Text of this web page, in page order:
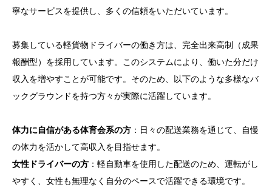
寧なサービスを提供し、多くの信頼をいただいています。
募集している軽貨物ドライバーの働き方は、完全出来高制（成果
報酬型）を採用しています。このシステムにより、働いた分だけ
収入を増やすことが可能です。そのため、以下のような多様なバ
ックグラウンドを持つ方々が実際に活躍しています。
体力に自信がある体育会系の方 ：日々の配送業務を通じて、自慢
の体力を活かして高収入を目指せます。
女性ドライバーの方 ：軽自動車を使用した配送のため、運転がし
やすく、女性も無理なく自分のペースで活躍できる環境です。